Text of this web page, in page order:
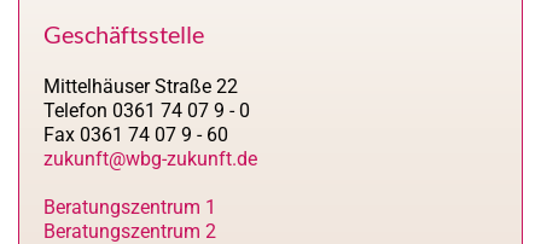
Geschäftsstelle
Mittelhäuser Straße 22
Telefon 0361 74 07 9 - 0
Fax 0361 74 07 9 - 60
zukunft@wbg-zukunft.de
Beratungszentrum 1
Beratungszentrum 2